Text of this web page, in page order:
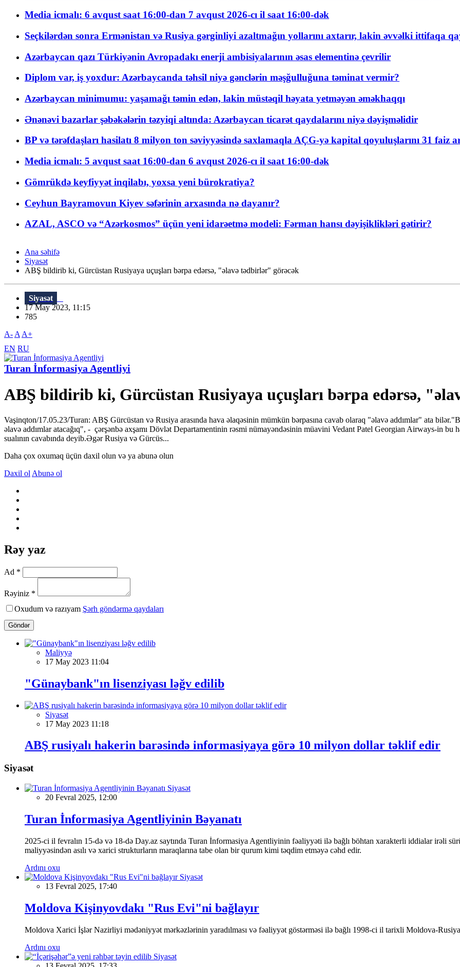
Media icmalı: 6 avqust saat 16:00-dan 7 avqust 2026-cı il saat 16:00-dək
Seçkilərdən sonra Ermənistan və Rusiya gərginliyi azaltmağın yollarını axtarır, lakin əvvəlki ittifaqa
Azərbaycan qazı Türkiyənin Avropadakı enerji ambisiyalarının əsas elementinə çevrilir
Diplom var, iş yoxdur: Azərbaycanda təhsil niyə gənclərin məşğulluğuna təminat vermir?
Azərbaycan minimumu: yaşamağı təmin edən, lakin müstəqil həyata yetməyən əməkhaqqı
Ənənəvi bazarlar şəbəkələrin təzyiqi altında: Azərbaycan ticarət qaydalarını niyə dəyişməlidir
BP və tərəfdaşları hasilatı 8 milyon ton səviyyəsində saxlamaqla AÇG-yə kapital qoyuluşlarını 31 faiz
Media icmalı: 5 avqust saat 16:00-dan 6 avqust 2026-cı il saat 16:00-dək
Gömrükdə keyfiyyət inqilabı, yoxsa yeni bürokratiya?
Ceyhun Bayramovun Kiyev səfərinin arxasında nə dayanır?
AZAL, ASCO və “Azərkosmos” üçün yeni idarəetmə modeli: Fərman hansı dəyişiklikləri gətirir?
Ana səhifə
Siyasət
ABŞ bildirib ki, Gürcüstan Rusiyaya uçuşları bərpa edərsə, "əlavə tədbirlər" görəcək
Siyasət
17 May 2023, 11:15
785
A- A A+
EN RU
Turan İnformasiya Agentliyi
ABŞ bildirib ki, Gürcüstan Rusiyaya uçuşları bərpa edərsə,
Vaşinqton/17.05.23/Turan: ABŞ Gürcüstan və Rusiya arasında hava əlaqəsinin mümkün bərpasına cavab olaraq "əlavə addımlar" ata
əlavə addımlar atacağıq", - çərşənbə axşamı Dövlət Departamentinin rəsmi nümayəndəsinin müavini Vedant Patel Georgian Airways-in bu
sualının cavabında deyib.Əgər Rusiya və Gürcüs...
Daha çox oxumaq üçün daxil olun və ya abunə olun
Daxil ol Abunə ol
Rəy yaz
Ad *
Rəyiniz *
Oxudum və razıyam Şərh göndərmə qaydaları
Göndər
Maliyyə
17 May 2023 11:04
"Günaybank"ın lisenziyası ləğv edilib
Siyasət
17 May 2023 11:18
ABŞ rusiyalı hakerin barəsində informasiyaya görə 10 milyon dollar təklif edir
Siyasət
Siyasət
20 Fevral 2025, 12:00
Turan İnformasiya Agentliyinin Bəyanatı
2025-ci il fevralın 15-də və 18-də Day.az saytında Turan İnformasiya Agentliyinin fəaliyyəti ilə bağlı böhtan xarakterli iddialar irəli
maliyyəsindən asılı və xarici strukturların maraqlarına tabe olan bir qurum kimi təqdim etməyə cəhd edir.
Ardını oxu
Siyasət
13 Fevral 2025, 17:40
Moldova Kişinyovdakı "Rus Evi"ni bağlayır
Moldova Xarici İşlər Nazirliyi mədəniyyət mərkəzlərinin yaradılması və fəaliyyət göstərməsi ilə bağlı 1998-ci il tarixli Moldova-
Ardını oxu
Siyasət